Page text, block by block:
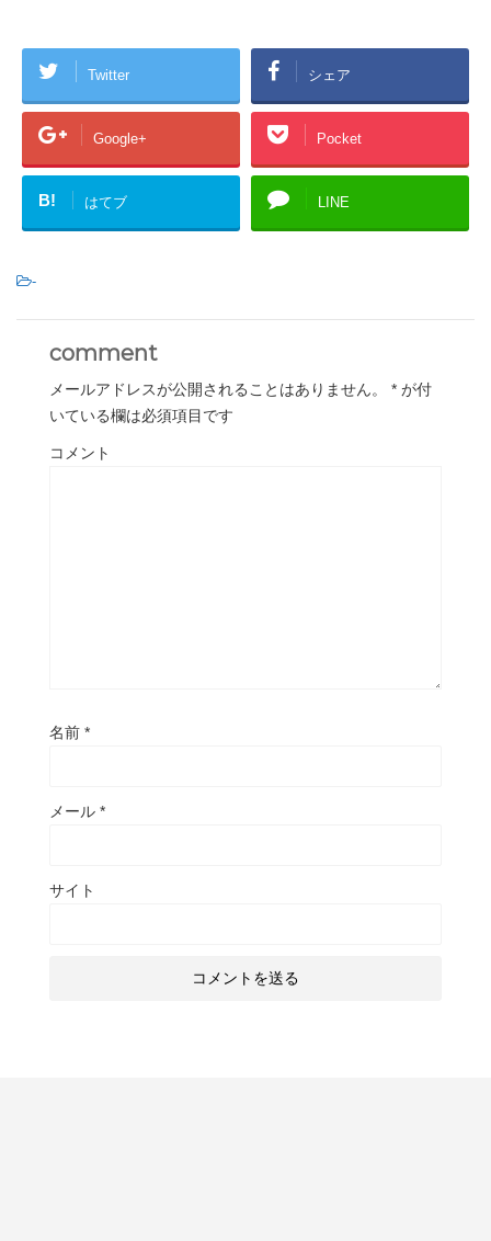
Twitter シェア
Google+ Pocket
B! はてブ LINE
-
comment
メールアドレスが公開されることはありません。 * が付
いている欄は必須項目です
コメント
名前 *
メール *
サイト